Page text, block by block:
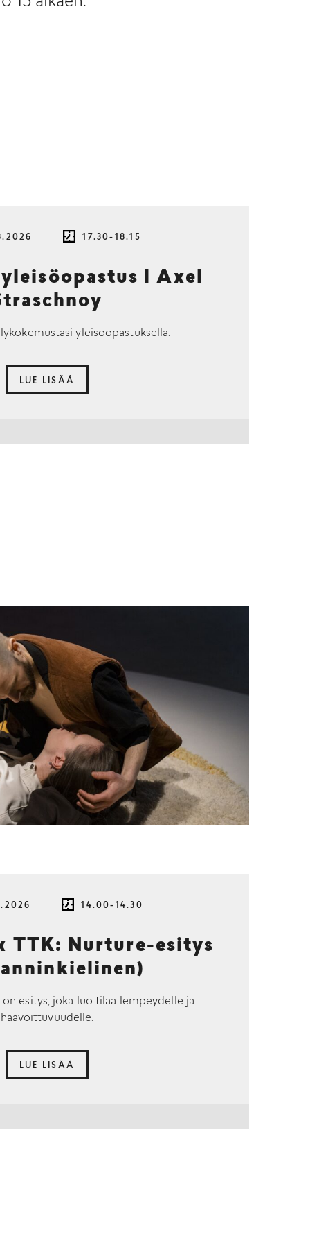
17.30-18.15
| Axel
yleisöopastuksella.
LUE LISÄÄ
14.00-14.30
TTK: Nurture-esitys
esitys, joka luo tilaa lempeydelle ja
haavoittuvuudelle.
LUE LISÄÄ